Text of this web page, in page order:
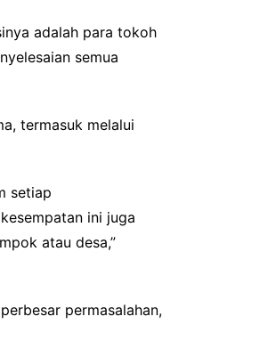
adalah para tokoh
semua
termasuk melalui
setiap
ini juga
atau desa,”
permasalahan,